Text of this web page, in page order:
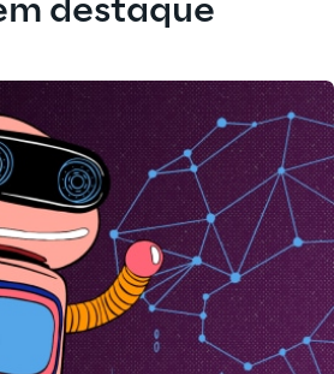
destaque